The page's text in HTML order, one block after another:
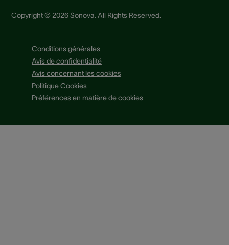
Copyright © 2026 Sonova. All Rights Reserved.
Conditions générales
Avis de confidentialité
Avis concernant les cookies
Politique Cookies
Préférences en matière de cookies